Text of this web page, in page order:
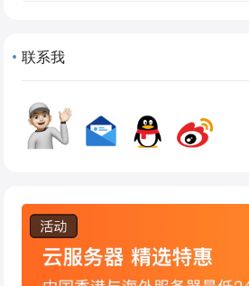
联系我